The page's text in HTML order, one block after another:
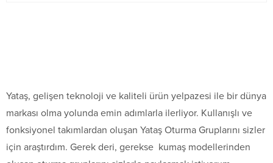
Yataş, gelişen teknoloji ve kaliteli ürün yelpazesi ile bir dünya
markası olma yolunda emin adımlarla ilerliyor. Kullanışlı ve
fonksiyonel takımlardan oluşan Yataş Oturma Gruplarını sizler
için araştırdım. Gerek deri, gerekse kumaş modellerinden